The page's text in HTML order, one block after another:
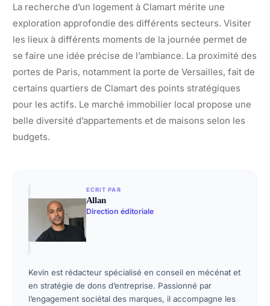
La recherche d’un logement à Clamart mérite une
exploration approfondie des différents secteurs. Visiter
les lieux à différents moments de la journée permet de
se faire une idée précise de l’ambiance. La proximité des
portes de Paris, notamment la porte de Versailles, fait de
certains quartiers de Clamart des points stratégiques
pour les actifs. Le marché immobilier local propose une
belle diversité d’appartements et de maisons selon les
budgets.
ECRIT PAR
Allan
Direction éditoriale
Kevin est rédacteur spécialisé en conseil en mécénat et
en stratégie de dons d’entreprise. Passionné par
l’engagement sociétal des marques, il accompagne les